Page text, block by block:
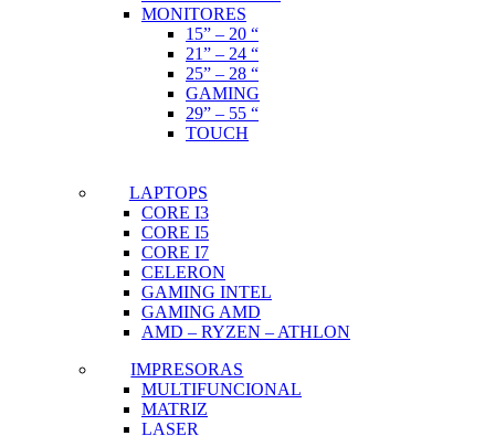
MONITORES
15” – 20 “
21” – 24 “
25” – 28 “
GAMING
29” – 55 “
TOUCH
LAPTOPS
CORE I3
CORE I5
CORE I7
CELERON
GAMING INTEL
GAMING AMD
AMD – RYZEN – ATHLON
IMPRESORAS
MULTIFUNCIONAL
MATRIZ
LASER